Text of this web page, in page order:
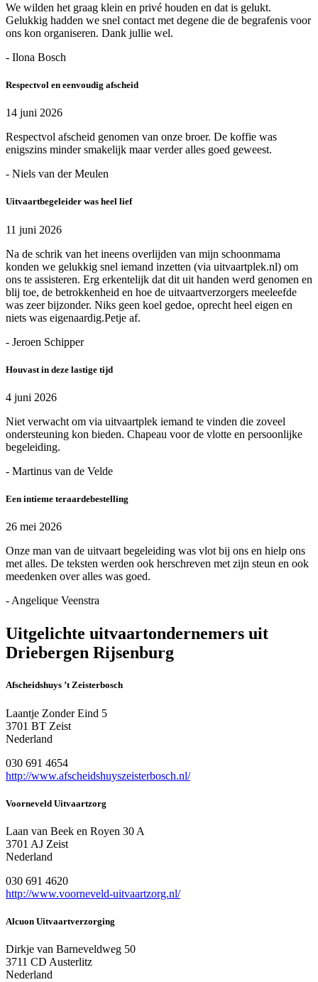
We wilden het graag klein en privé houden en dat is gelukt.
Gelukkig hadden we snel contact met degene die de begrafenis voor
ons kon organiseren. Dank jullie wel.
- Ilona Bosch
Respectvol en eenvoudig afscheid
14 juni 2026
Respectvol afscheid genomen van onze broer. De koffie was
enigszins minder smakelijk maar verder alles goed geweest.
- Niels van der Meulen
Uitvaartbegeleider was heel lief
11 juni 2026
Na de schrik van het ineens overlijden van mijn schoonmama
konden we gelukkig snel iemand inzetten (via uitvaartplek.nl) om
ons te assisteren. Erg erkentelijk dat dit uit handen werd genomen en
blij toe, de betrokkenheid en hoe de uitvaartverzorgers meeleefde
was zeer bijzonder. Niks geen koel gedoe, oprecht heel eigen en
niets was eigenaardig.Petje af.
- Jeroen Schipper
Houvast in deze lastige tijd
4 juni 2026
Niet verwacht om via uitvaartplek iemand te vinden die zoveel
ondersteuning kon bieden. Chapeau voor de vlotte en persoonlijke
begeleiding.
- Martinus van de Velde
Een intieme teraardebestelling
26 mei 2026
Onze man van de uitvaart begeleiding was vlot bij ons en hielp ons
met alles. De teksten werden ook herschreven met zijn steun en ook
meedenken over alles was goed.
- Angelique Veenstra
Uitgelichte uitvaartondernemers uit
Driebergen Rijsenburg
Afscheidshuys ’t Zeisterbosch
Laantje Zonder Eind 5
3701 BT Zeist
Nederland
030 691 4654
http://www.afscheidshuyszeisterbosch.nl/
Voorneveld Uitvaartzorg
Laan van Beek en Royen 30 A
3701 AJ Zeist
Nederland
030 691 4620
http://www.voorneveld-uitvaartzorg.nl/
Alcuon Uitvaartverzorging
Dirkje van Barneveldweg 50
3711 CD Austerlitz
Nederland